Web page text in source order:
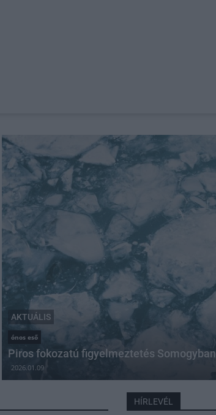
AKTUÁLIS
ónos eső
Piros fokozatú figyelmeztetés Somogyban
2026.01.09
HÍRLEVÉL